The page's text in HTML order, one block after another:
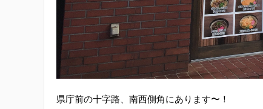
県庁前の十字路、南西側角にあります〜！